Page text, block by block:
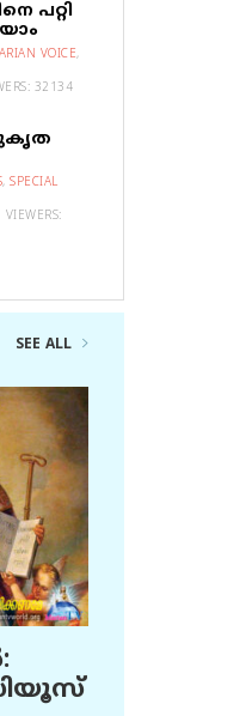
പറ്റി
VOICE,
32134
സുകൃത
, SPECIAL
SEE ALL